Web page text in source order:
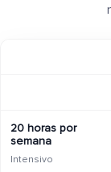
20 horas por
semana
Intensivo